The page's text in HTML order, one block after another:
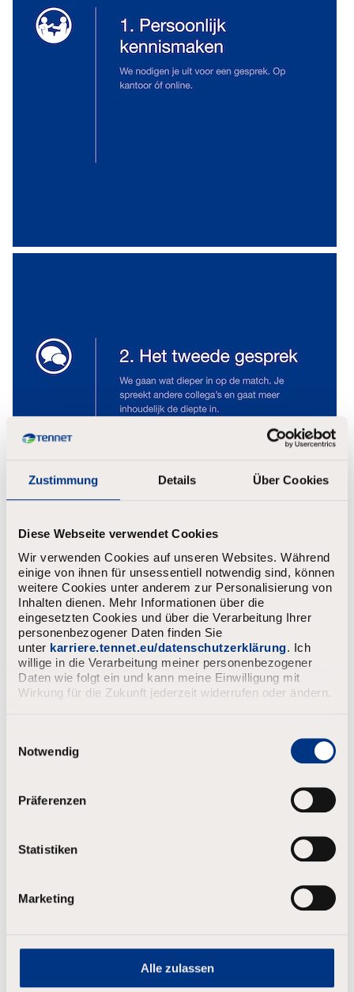
Zustimmung Details Über Cookies
Diese Webseite verwendet Cookies
Wir verwenden Cookies auf unseren Websites. Während
einige von ihnen für unsessentiell notwendig sind, können
weitere Cookies unter anderem zur Personalisierung von
Inhalten dienen. Mehr Informationen über die
eingesetzten Cookies und über die Verarbeitung Ihrer
personenbezogener Daten finden Sie
unter karriere.tennet.eu/datenschutzerklärung. Ich
willige in die Verarbeitung meiner personenbezogener
Daten wie folgt ein und kann meine Einwilligung mit
Wirkung für die Zukunft jederzeit widerrufen oder ändern.
Notwendig
Präferenzen
Statistiken
Marketing
Alle zulassen